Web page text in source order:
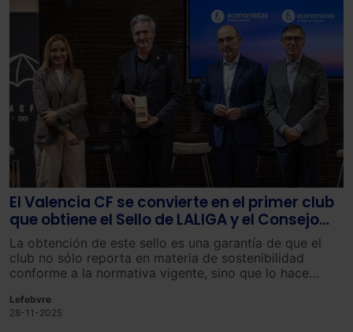
navegador. Si no seleccionas ninguna utilizaremos
las que sean indispensables para la navegación.
Saber más acerca de las cookies
El Valencia CF se convierte en el primer club
que obtiene el Sello de LALIGA y el Consejo
General de Economistas de Reporting en
Sostenibilidad
La obtención de este sello es una garantía de que el
club no sólo reporta en materia de sostenibilidad
conforme a la normativa vigente, sino que lo hace
gobernanza, sociales y medioambientales (ESG) con
aplicación directa a la actividad definidos como
Lefebvre
28-11-2025